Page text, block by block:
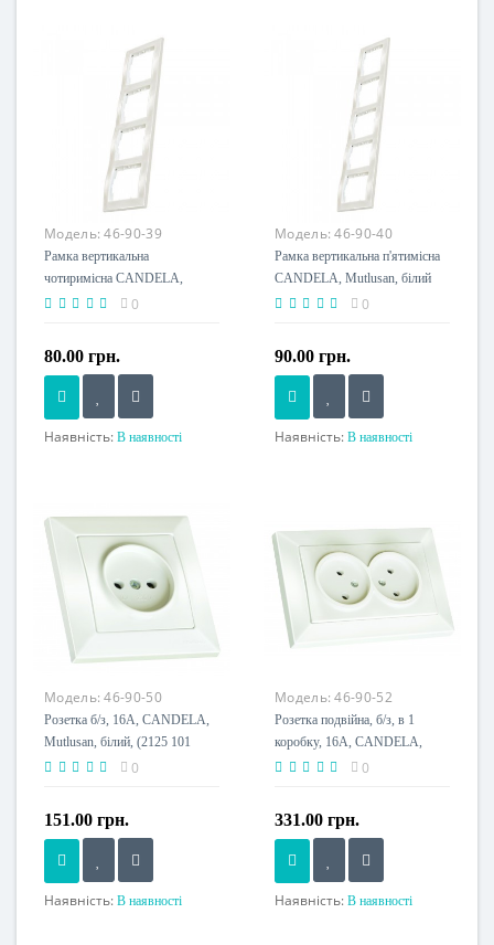
Модель:46-90-39
Рамка вертикальна
чотиримісна CANDELA,
Mutlusan, білий (2125 800
0
80.00 грн.
Наявність: В наявності
Модель:46-90-40
Рамка вертикальна п'ятимісна
CANDELA, Mutlusan, білий
(2125 800 2501)0
90.00 грн.
Наявність: В наявності
Модель:46-90-50
Розетка б/з, 16А, CANDELA,
Mutlusan, білий, (2125 101
0201)
0
151.00 грн.
Наявність: В наявності
Модель:46-90-52
Розетка подвійна, б/з, в 1
коробку, 16А, CANDELA,
Mutlusan, білий, (2125 203
0
331.00 грн.
Наявність: В наявності